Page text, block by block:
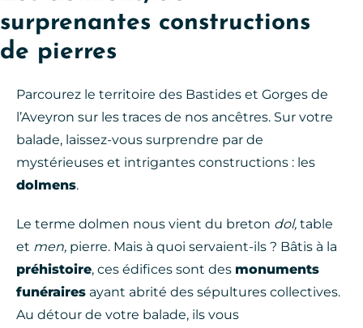
surprenantes constructions
de pierres
Parcourez le territoire des Bastides et Gorges de
l’Aveyron sur les traces de nos ancêtres. Sur votre
balade, laissez-vous surprendre par de
mystérieuses et intrigantes constructions : les
dolmens.
Le terme dolmen nous vient du breton dol, table
et men, pierre. Mais à quoi servaient-ils ? Bâtis à la
préhistoire, ces édifices sont des monuments
funéraires ayant abrité des sépultures collectives.
Au détour de votre balade, ils vous